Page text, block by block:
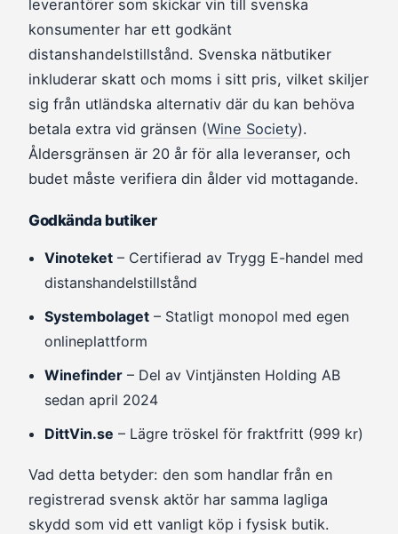
leverantörer som skickar vin till svenska
konsumenter har ett godkänt
distanshandelstillstånd. Svenska nätbutiker
inkluderar skatt och moms i sitt pris, vilket skiljer
sig från utländska alternativ där du kan behöva
betala extra vid gränsen (Wine Society).
Åldersgränsen är 20 år för alla leveranser, och
budet måste verifiera din ålder vid mottagande.
Godkända butiker
Vinoteket – Certifierad av Trygg E-handel med
distanshandelstillstånd
Systembolaget – Statligt monopol med egen
onlineplattform
Winefinder – Del av Vintjänsten Holding AB
sedan april 2024
DittVin.se – Lägre tröskel för fraktfritt (999 kr)
Vad detta betyder: den som handlar från en
registrerad svensk aktör har samma lagliga
skydd som vid ett vanligt köp i fysisk butik.